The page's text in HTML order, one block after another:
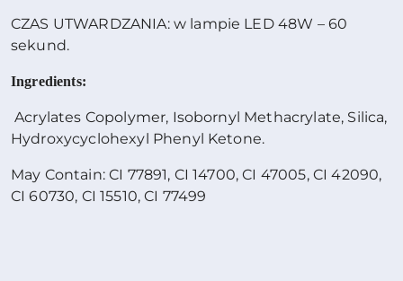
CZAS UTWARDZANIA: w lampie LED 48W – 60
sekund.
Ingredients:
Acrylates Copolymer, Isobornyl Methacrylate, Silica,
Hydroxycyclohexyl Phenyl Ketone.
May Contain: CI 77891, CI 14700, CI 47005, CI 42090,
CI 60730, CI 15510, CI 77499